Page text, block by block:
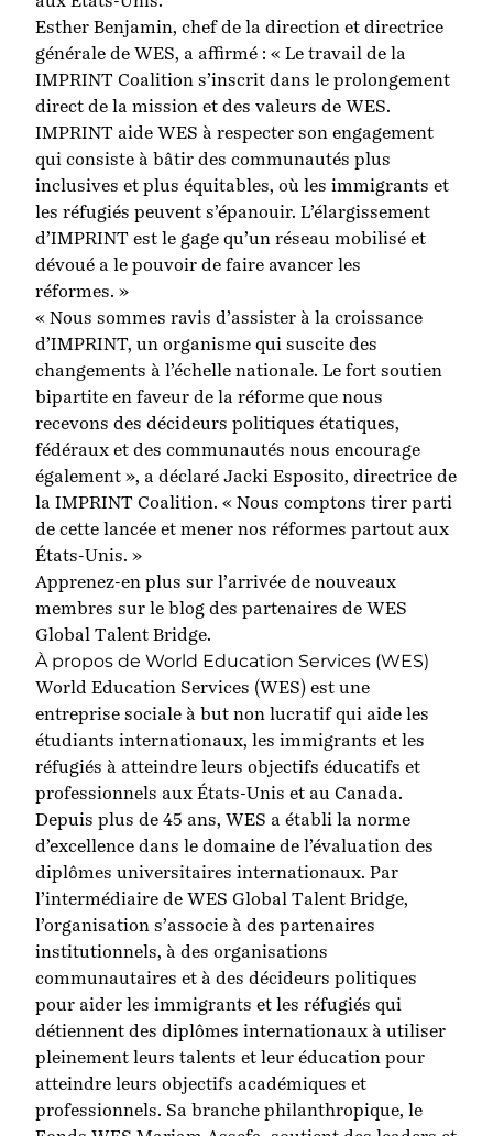
Esther Benjamin, chef de la direction et directrice
générale de WES, a affirmé : « Le travail de la
IMPRINT Coalition s’inscrit dans le prolongement
direct de la mission et des valeurs de WES.
IMPRINT aide WES à respecter son engagement
qui consiste à bâtir des communautés plus
inclusives et plus équitables, où les immigrants et
les réfugiés peuvent s’épanouir. L’élargissement
d’IMPRINT est le gage qu’un réseau mobilisé et
dévoué a le pouvoir de faire avancer les
réformes. »
« Nous sommes ravis d’assister à la croissance
d’IMPRINT, un organisme qui suscite des
changements à l’échelle nationale. Le fort soutien
bipartite en faveur de la réforme que nous
recevons des décideurs politiques étatiques,
fédéraux et des communautés nous encourage
également », a déclaré Jacki Esposito, directrice de
la IMPRINT Coalition. « Nous comptons tirer parti
de cette lancée et mener nos réformes partout aux
États-Unis. »
Apprenez-en plus sur l’arrivée de nouveaux
membres sur le blog des partenaires de WES
Global Talent Bridge.
À propos de World Education Services (WES)
World Education Services (WES) est une
entreprise sociale à but non lucratif qui aide les
étudiants internationaux, les immigrants et les
réfugiés à atteindre leurs objectifs éducatifs et
professionnels aux États-Unis et au Canada.
Depuis plus de 45 ans, WES a établi la norme
d’excellence dans le domaine de l’évaluation des
diplômes universitaires internationaux. Par
l’intermédiaire de WES Global Talent Bridge,
l’organisation s’associe à des partenaires
institutionnels, à des organisations
communautaires et à des décideurs politiques
pour aider les immigrants et les réfugiés qui
détiennent des diplômes internationaux à utiliser
pleinement leurs talents et leur éducation pour
atteindre leurs objectifs académiques et
professionnels. Sa branche philanthropique, le